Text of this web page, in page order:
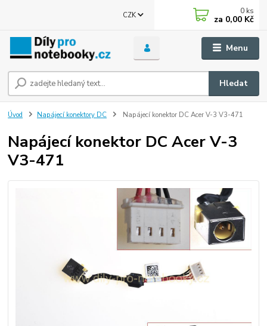
Menu
CZK
Hledat
0 ks
za 0,00 Kč
Úvod Napájecí konektory DC Napájecí konektor DC Acer V-3 V3-471
Napájecí konektor DC Acer V-3
V3-471